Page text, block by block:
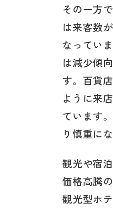
その一方
は来客数
なってい
は減少傾
す。百貨
ように来
ています
り慎重に
観光や宿
価格高騰
観光型ホ